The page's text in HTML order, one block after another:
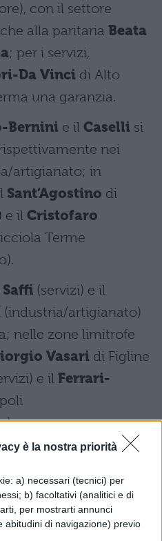
è la nostra priorità
a) necessari (tecnici) per
b) facoltativi (analitici e di
per mostrarti annunci
abitudini di navigazione) previo
con il settore
alla paritaria Beata
; per i servizi,
Da Vinci di Alto
una garanzia.
Bernini e il Caselli si
nei
artigianato; in
Sant’Agostino di
e il Cristofaro
Terme
(servizi) e il
(industria/artigianato)
nelle zone limitrofe
Vasari di Figline
e il Ferrari-
Borsellinoe
servizi e
vagliando la